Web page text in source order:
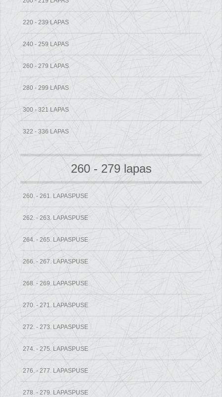
220 - 239 LAPAS
240 - 259 LAPAS
260 - 279 LAPAS
280 - 299 LAPAS
300 - 321 LAPAS
322 - 336 LAPAS
260 - 279 lapas
260. - 261. LAPASPUSE
262. - 263. LAPASPUSE
264. - 265. LAPASPUSE
266. - 267. LAPASPUSE
268. - 269. LAPASPUSE
270. - 271. LAPASPUSE
272. - 273. LAPASPUSE
274. - 275. LAPASPUSE
276. - 277. LAPASPUSE
278. - 279. LAPASPUSE